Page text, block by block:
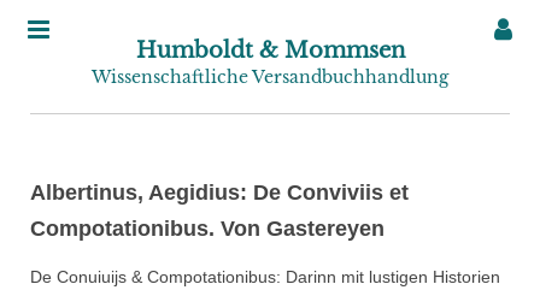
Humboldt & Mommsen
Wissenschaftliche Versandbuchhandlung
Albertinus, Aegidius: De Conviviis et
Compotationibus. Von Gastereyen
De Conuiuijs & Compotationibus: Darinn mit lustigen Historien